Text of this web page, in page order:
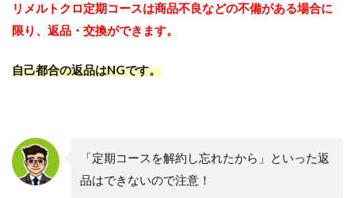
リメルトクロ定期コースは商品不良などの不備がある場合に
限り、返品・交換ができます。
自己都合の返品はNGです。
「定期コースを解約し忘れたから」といった返
品はできないので注意！